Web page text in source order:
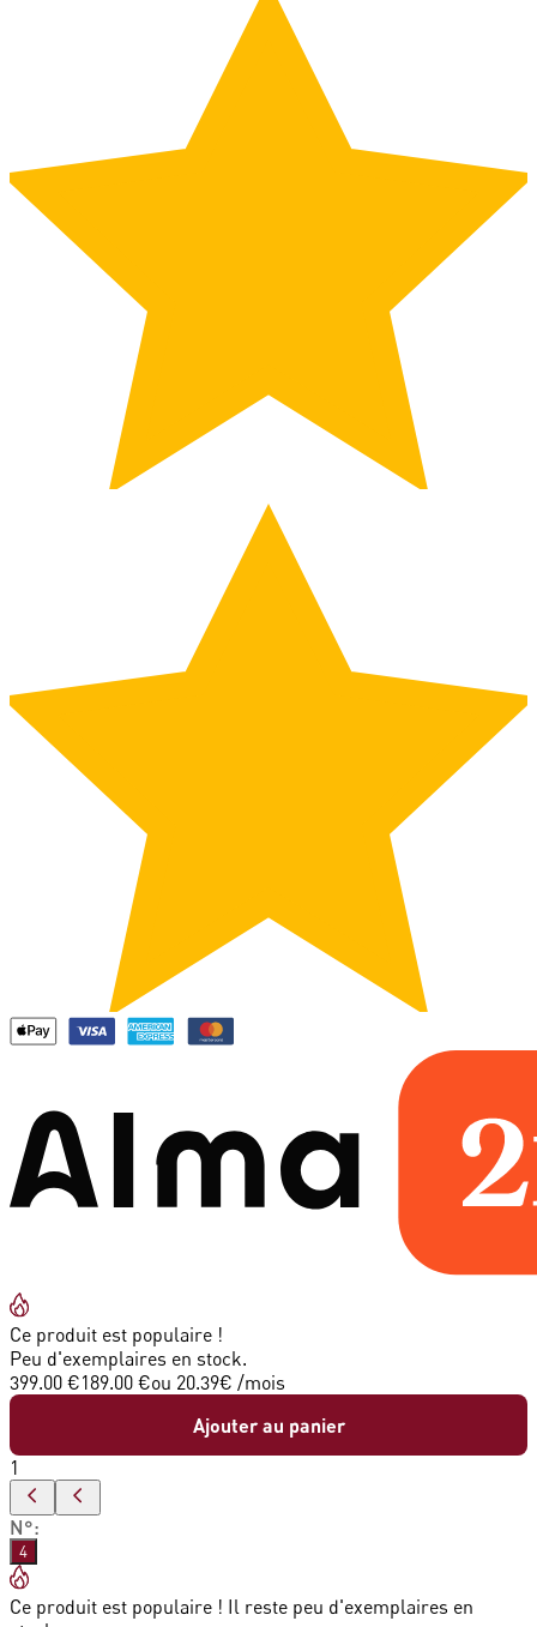
Ce produit est populaire !
Peu d'exemplaires en stock.
399.00 €189.00 €ou 20.39€ /mois
Ajouter au panier
1
N°:
4
Ce produit est populaire ! Il reste peu d'exemplaires en